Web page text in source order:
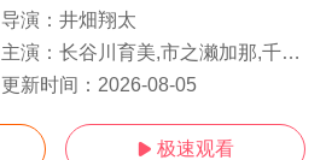
导演： 井畑翔太
主演： 长谷川育美,市之濑加那,千本木彩花,下地紫野
更新时间： 2026-08-05
 极速观看